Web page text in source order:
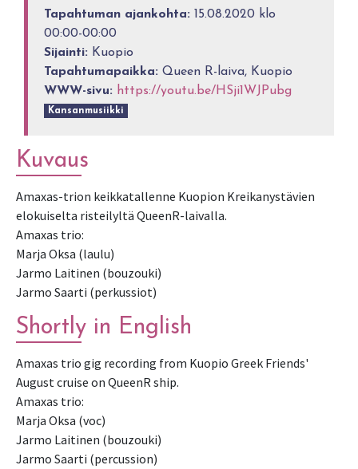
Tapahtuman ajankohta: 15.08.2020 klo
00:00-00:00
Sijainti: Kuopio
Tapahtumapaikka: Queen R-laiva, Kuopio
WWW-sivu: https://youtu.be/HSji1WJPubg
Kansanmusiikki
Kuvaus
Amaxas-trion keikkatallenne Kuopion Kreikanystävien
elokuiselta risteilyltä QueenR-laivalla.
Amaxas trio:
Marja Oksa (laulu)
Jarmo Laitinen (bouzouki)
Jarmo Saarti (perkussiot)
Shortly in English
Amaxas trio gig recording from Kuopio Greek Friends'
August cruise on QueenR ship.
Amaxas trio:
Marja Oksa (voc)
Jarmo Laitinen (bouzouki)
Jarmo Saarti (percussion)